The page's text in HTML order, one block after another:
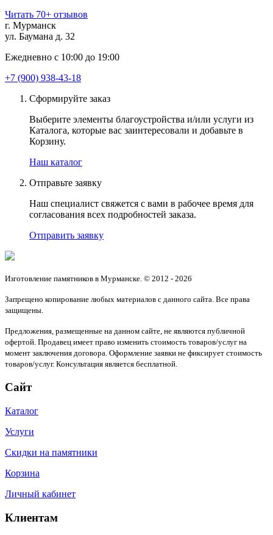
Читать 70+ отзывов
г. Мурманск
ул. Баумана д. 32
Ежедневно с 10:00 до 19:00
+7 (900) 938-43-18
Сформируйте заказ
Выберите элементы благоустройства и/или услуги из
Каталога, которые вас заинтересовали и добавьте в
Корзину.
Наш каталог
Отправьте заявку
Наш специалист свяжется с вами в рабочее время для
согласования всех подробностей заказа.
Отправить заявку
Изготовление памятников в Мурманске. © 2012 - 2026
Запрещено копирование любых материалов с данного сайта. Все права
защищены.
Предложения, размещенные на данном сайте, не являются публичной
офертой. Продавец имеет право изменить стоимость товаров/услуг на
момент заключения договора. Оформление заявки не фиксирует стоимость
товаров/услуг. Консультация является бесплатной.
Сайт
Каталог
Услуги
Скидки на памятники
Корзина
Личный кабинет
Клиентам